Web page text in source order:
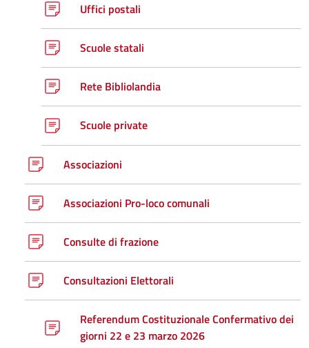
Uffici postali
Scuole statali
Rete Bibliolandia
Scuole private
Associazioni
Associazioni Pro-loco comunali
Consulte di frazione
Consultazioni Elettorali
Referendum Costituzionale Confermativo dei
giorni 22 e 23 marzo 2026